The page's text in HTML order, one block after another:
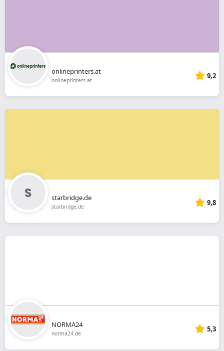
onlineprinters.at
onlineprinters.at 9,2
starbridge.de
starbridge.de 9,8
NORMA24
norma24.de 5,3